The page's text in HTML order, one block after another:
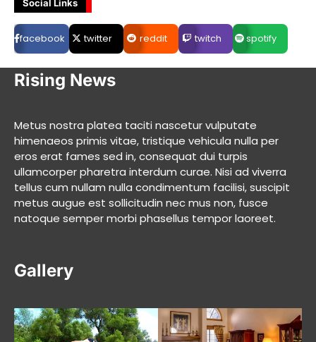
Social Links
facebook twitter reddit twitch spotify
Rising News
Metus nostra platea taciti nascetur vulputate
himenaeos primis vitae, tristique vehicula nulla per
eros erat fames sed in, consequat dui turpis
ullamcorper pharetra interdum curae. Nisi ad viverra
tellus cum nullam nulla condimentum facilisi, suscipit
metus augue est sollicitudin nec mus non, fusce
natoque semper morbi phasellus tempor laoreet.
Gallery